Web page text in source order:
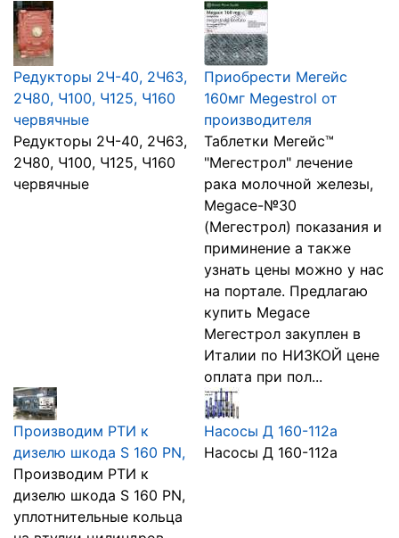
Редукторы 2Ч-40, 2Ч63,
2Ч80, Ч100, Ч125, Ч160
червячные
Редукторы 2Ч-40, 2Ч63,
2Ч80, Ч100, Ч125, Ч160
червячные
Приобрести Мегейс
160мг Megestrol от
производителя
Таблетки Мегейс™
"Мегестрол" лечение
рака молочной железы,
Megace-№30
(Мегестрол) показания и
приминение а также
узнать цены можно у нас
на портале. Предлагаю
купить Megace
Мегестрол закуплен в
Италии по НИЗКОЙ цене
оплата при пол...
Производим РТИ к
дизелю шкода S 160 PN,
Производим РТИ к
дизелю шкода S 160 PN,
уплотнительные кольца
Насосы Д 160-112а
Насосы Д 160-112а